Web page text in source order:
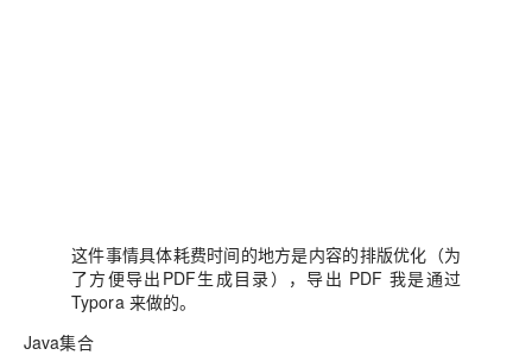
这件事情具体耗费时间的地方是内容的排版优化（为
了方便导出PDF生成目录），导出 PDF 我是通过
Typora 来做的。
Java集合